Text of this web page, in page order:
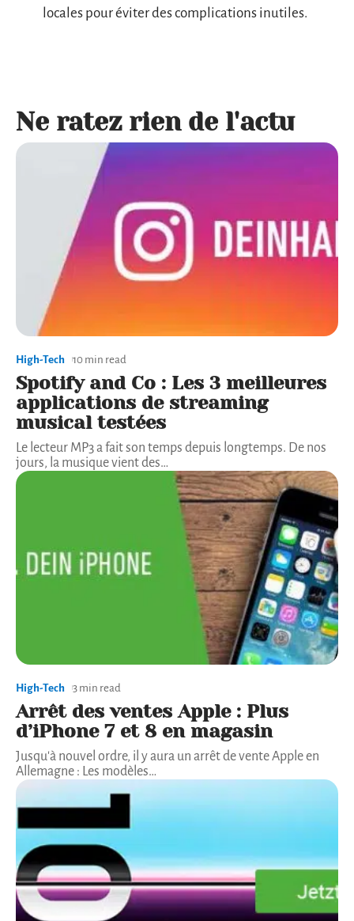
locales pour éviter des complications inutiles.
Ne ratez rien de l'actu
High-Tech 10 min read
Spotify and Co : Les 3 meilleures
applications de streaming
musical testées
Le lecteur MP3 a fait son temps depuis longtemps. De nos
jours, la musique vient des…
High-Tech 3 min read
Arrêt des ventes Apple : Plus
d’iPhone 7 et 8 en magasin
Jusqu'à nouvel ordre, il y aura un arrêt de vente Apple en
Allemagne : Les modèles…